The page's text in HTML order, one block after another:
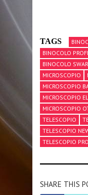
TAGS
BINOCOLO
BINOCOLO
MICROSCOPIO
MICROSCOPIO
MICROSCOPIO
MICROSCOPIO
TELESCOPIO
TELESCOPIO
TELESCOPIO
SHARE THIS